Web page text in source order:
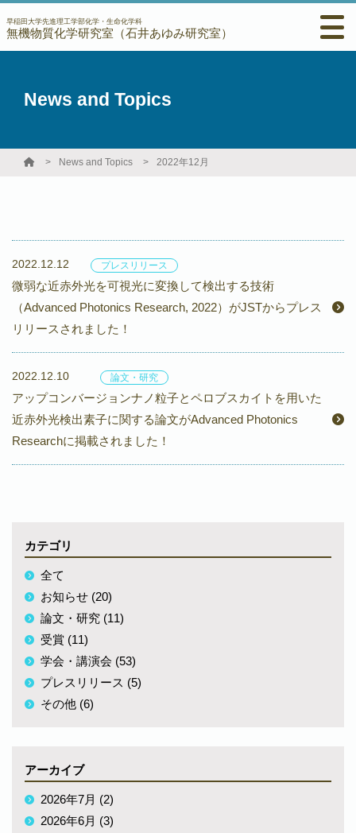
早稲田大学先進理工学部化学・生命化学科
無機物質化学研究室（石井あゆみ研究室）
News and Topics
News and Topics 2022年12月
2022.12.12 プレスリリース
微弱な近赤外光を可視光に変換して検出する技術
（Advanced Photonics Research, 2022）がJSTからプレス
リリースされました！
2022.12.10 論文・研究
アップコンバージョンナノ粒子とペロブスカイトを用いた
近赤外光検出素子に関する論文がAdvanced Photonics
Researchに掲載されました！
カテゴリ
全て
お知らせ (20)
論文・研究 (11)
受賞 (11)
学会・講演会 (53)
プレスリリース (5)
その他 (6)
アーカイブ
2026年7月 (2)
2026年6月 (3)